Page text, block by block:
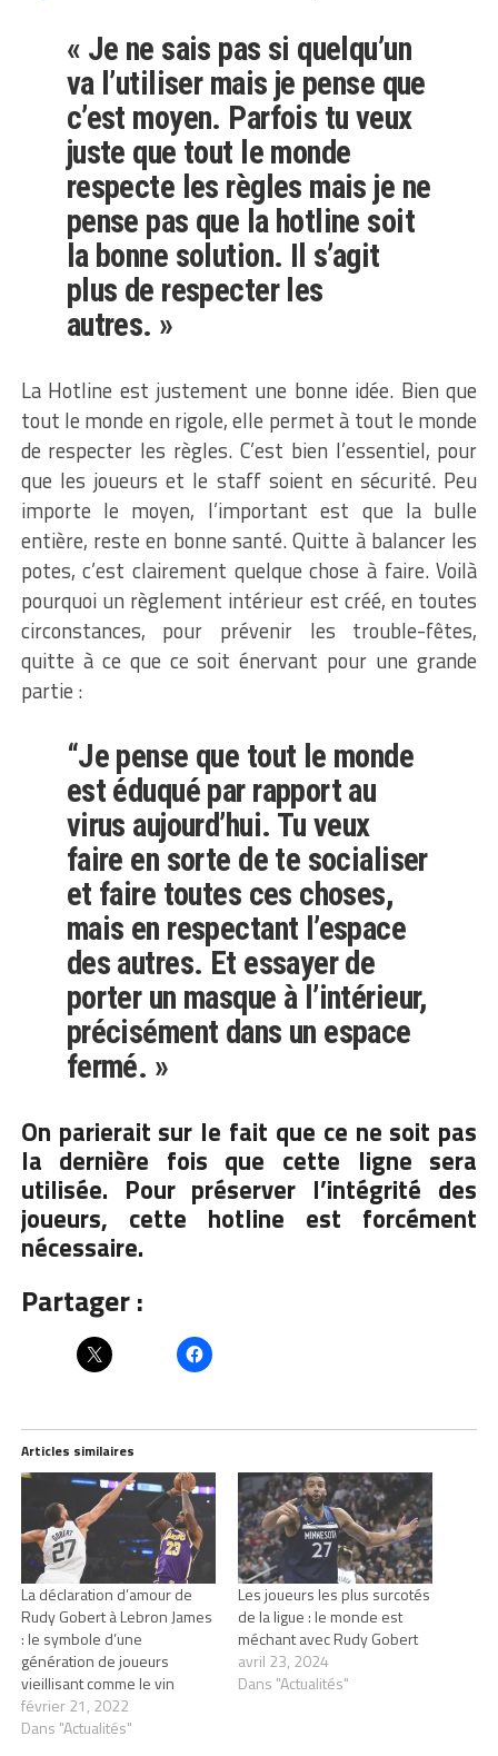
« Je ne sais pas si quelqu’un
va l’utiliser mais je pense que
c’est moyen. Parfois tu veux
juste que tout le monde
respecte les règles mais je ne
pense pas que la hotline soit
la bonne solution. Il s’agit
plus de respecter les
autres. »
La Hotline est justement une bonne idée. Bien que
tout le monde en rigole, elle permet à tout le monde
de respecter les règles. C’est bien l’essentiel, pour
que les joueurs et le staff soient en sécurité. Peu
importe le moyen, l’important est que la bulle
entière, reste en bonne santé. Quitte à balancer les
potes, c’est clairement quelque chose à faire. Voilà
pourquoi un règlement intérieur est créé, en toutes
circonstances, pour prévenir les trouble-fêtes,
quitte à ce que ce soit énervant pour une grande
partie :
“Je pense que tout le monde
est éduqué par rapport au
virus aujourd’hui. Tu veux
faire en sorte de te socialiser
et faire toutes ces choses,
mais en respectant l’espace
des autres. Et essayer de
porter un masque à l’intérieur,
précisément dans un espace
fermé. »
On parierait sur le fait que ce ne soit pas
la dernière fois que cette ligne sera
utilisée. Pour préserver l’intégrité des
joueurs, cette hotline est forcément
nécessaire.
Partager :
Articles similaires
La déclaration d’amour de
Rudy Gobert à Lebron James
: le symbole d’une
génération de joueurs
vieillisant comme le vin
février 21, 2022
Dans "Actualités"
Les joueurs les plus surcotés
de la ligue : le monde est
méchant avec Rudy Gobert
avril 23, 2024
Dans "Actualités"